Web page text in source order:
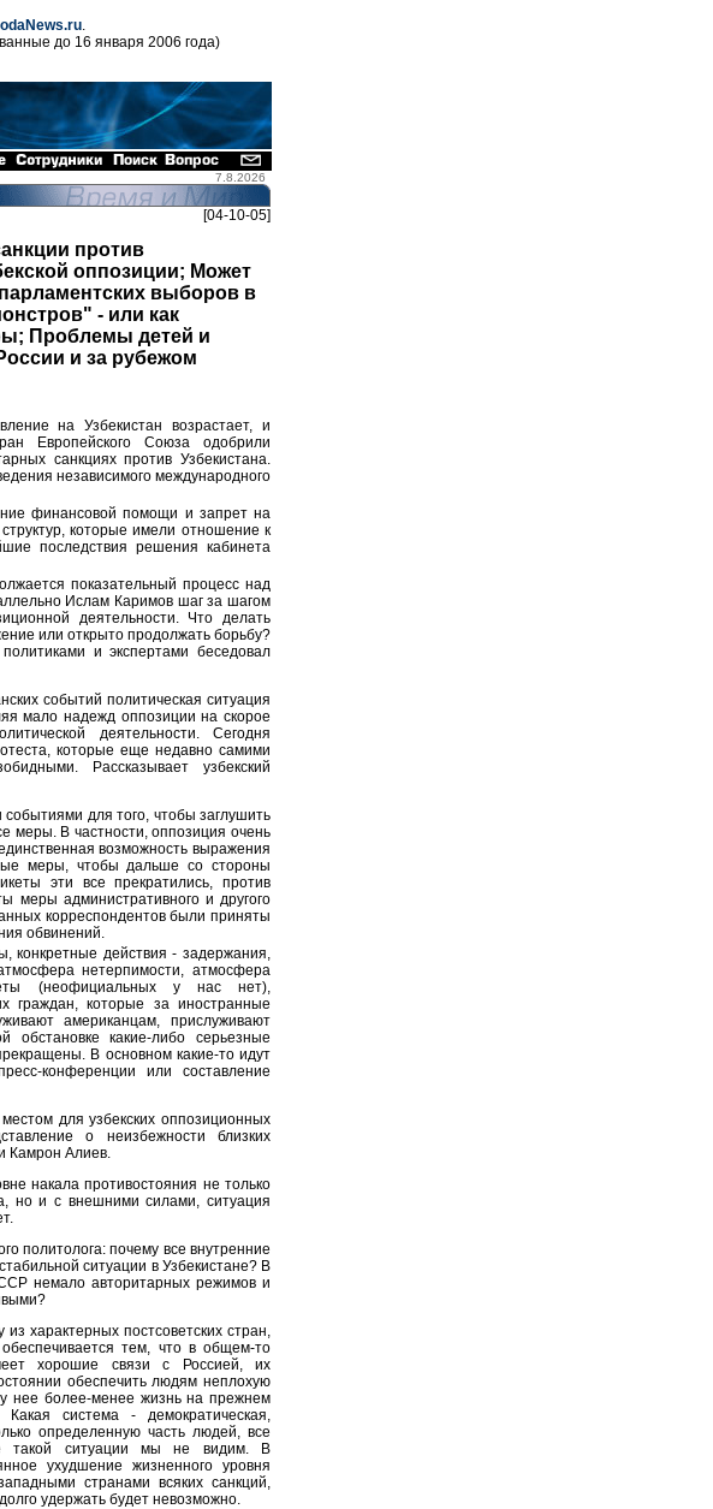
.
до 16 января 2006 года)
7.8.2026
[04-10-05]
против
оппозиции; Может
выборов в
- или как
Проблемы детей и
и за рубежом
на Узбекистан возрастает, и
Европейского Союза одобрили
санкциях против Узбекистана.
независимого международного
финансовой помощи и запрет на
которые имели отношение к
последствия решения кабинета
показательный процесс над
Ислам Каримов шаг за шагом
деятельности. Что делать
или открыто продолжать борьбу?
и экспертами беседовал
событий политическая ситуация
мало надежд оппозиции на скорое
деятельности. Сегодня
которые еще недавно самими
Рассказывает узбекский
событиями для того, чтобы заглушить
меры. В частности, оппозиция очень
возможность выражения
меры, чтобы дальше со стороны
эти все прекратились, против
меры административного и другого
корреспондентов были приняты
обвинений.
конкретные действия - задержания,
нетерпимости, атмосфера
(неофициальных у нас нет),
граждан, которые за иностранные
американцам, прислуживают
какие-либо серьезные
В основном какие-то идут
конференции или составление
для узбекских оппозиционных
о неизбежности близких
Камрон Алиев.
накала противостояния не только
но и с внешними силами, ситуация
политолога: почему все внутренние
ситуации в Узбекистане? В
немало авторитарных режимов и
характерных постсоветских стран,
тем, что в общем-то
хорошие связи с Россией, их
обеспечить людям неплохую
нее более-менее жизнь на прежнем
система - демократическая,
определенную часть людей, все
такой ситуации мы не видим. В
ухудшение жизненного уровня
странами всяких санкций,
удержать будет невозможно.